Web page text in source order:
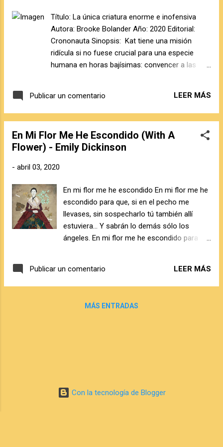
Título: La única criatura enorme e inofensiva
Autora: Brooke Bolander Año: 2020 Editorial:
Crononauta Sinopsis: Kat tiene una misión
ridícula si no fuese crucial para una especie
humana en horas bajísimas: convencer a las
adviertan del peligro invisible que se esconde
bajo la montaña. Muchos años antes, la joven
elefanta usada para manipular uranio cuando las
trabajadoras humanas comienzan a morir. Pero
cantan, en la oscuridad, para conservar la
memoria de una injusticia remota. Opinión:
Respecto al prólogo de Ainhoa Goñi, solo me
voy a prenunciar diciendo la ciencia no es mala,
es una herramienta que tiene en ocasiones
hablar del libro. Este libro es uno de esos que te
Publicar un comentario LEER MÁS
En Mi Flor Me He Escondido (With A
Flower) - Emily Dickinson
- abril 03, 2020
En mi flor me he escondido En mi flor me he
escondido para que, si en el pecho me
llevases, sin sospecharlo tú también allí
estuviera... Y sabrán lo demás sólo los
ángeles. En mi flor me he escondido para
Publicar un comentario LEER MÁS
MÁS ENTRADAS
Con la tecnología de Blogger